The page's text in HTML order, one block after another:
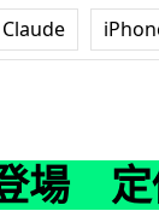
不到的摺痕 +
Claude
場 定